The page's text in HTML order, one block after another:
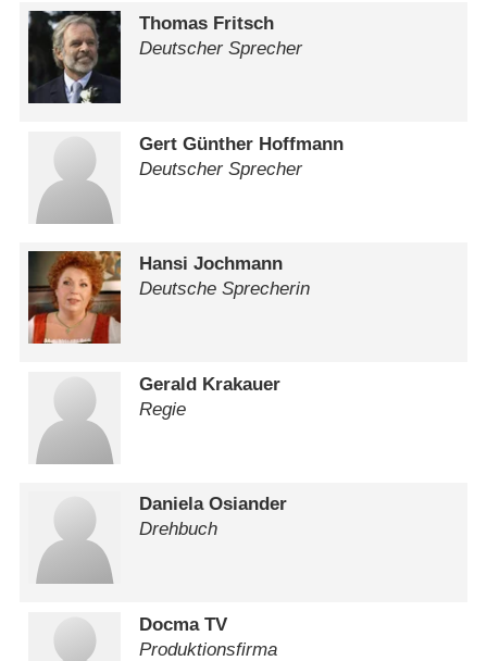
Thomas Fritsch
Deutscher Sprecher
Gert Günther Hoffmann
Deutscher Sprecher
Hansi Jochmann
Deutsche Sprecherin
Gerald Krakauer
Regie
Daniela Osiander
Drehbuch
Docma TV
Produktionsfirma